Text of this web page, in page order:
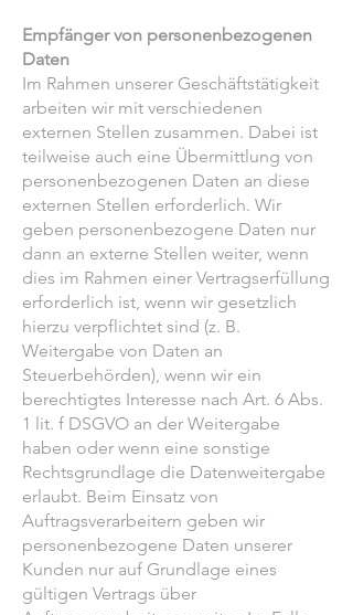
Empfänger von personenbezogenen
Daten
Im Rahmen unserer Geschäftstätigkeit
arbeiten wir mit verschiedenen
externen Stellen zusammen. Dabei ist
teilweise auch eine Übermittlung von
personenbezogenen Daten an diese
externen Stellen erforderlich. Wir
geben personenbezogene Daten nur
dann an externe Stellen weiter, wenn
dies im Rahmen einer Vertragserfüllung
erforderlich ist, wenn wir gesetzlich
hierzu verpflichtet sind (z. B.
Weitergabe von Daten an
Steuerbehörden), wenn wir ein
berechtigtes Interesse nach Art. 6 Abs.
1 lit. f DSGVO an der Weitergabe
haben oder wenn eine sonstige
Rechtsgrundlage die Datenweitergabe
erlaubt. Beim Einsatz von
Auftragsverarbeitern geben wir
personenbezogene Daten unserer
Kunden nur auf Grundlage eines
gültigen Vertrags über